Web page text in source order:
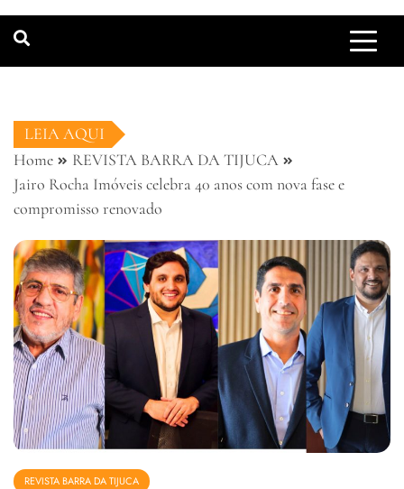
LEIA AQUI
Home
REVISTA BARRA DA TIJUCA
Jairo Rocha Imóveis celebra 40 anos com nova fase e
compromisso renovado
REVISTA BARRA DA TIJUCA